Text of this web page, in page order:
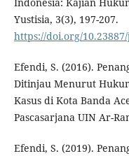
Yustisia, 3(3), 197-207.
https://doi.org/
Efendi, S. (2016).
Ditinjau Menurut
Kasus di Kota Banda
Pascasarjana UIN Ar-
Efendi, S. (2019).